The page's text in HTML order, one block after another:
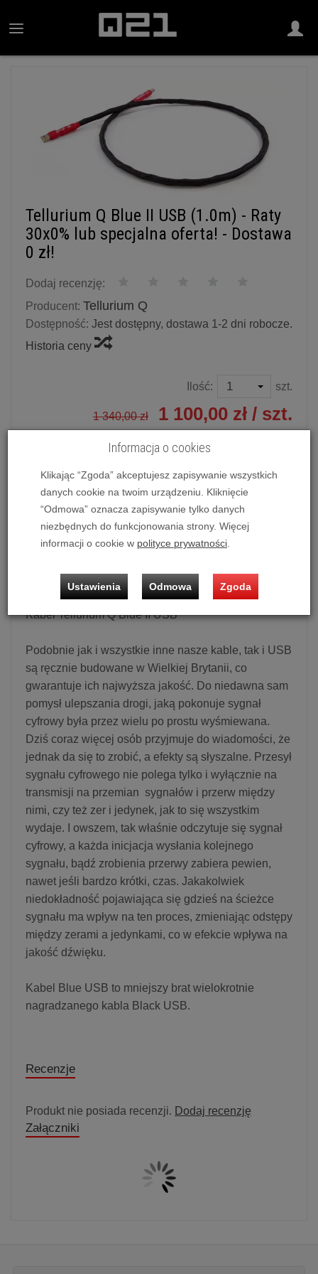
Tellurium Q Blue II USB (1.0m) - Raty
30x0% lub specjalna oferta! - Dostawa
0 zł!
Dodaj recenzję:
Producent: Tellurium Q
Dostępność: Jest dostępny, dostawa 1-2 dni robocze.
Historia ceny
Ilość: szt.
1 340,00 zł 1 100,00 zł / szt.
dodaj do koszyka
Kabel Tellurium Q Blue II USB (1.0m)
Kabel Tellurium Q Blue II USB
Podobnie jak i wszystkie inne nasze kable, tak i USB
są ręcznie budowane w Wielkiej Brytanii, co
gwarantuje ich najwyższa jakość. Do niedawna sam
pomysł ulepszania drogi, jaką pokonuje sygnał
cyfrowy była przez wielu po prostu wyśmiewana.
Dziś coraz więcej osób przyjmuje do wiadomości, że
jednak da się to zrobić, a efekty są słyszalne. Przesył
sygnału cyfrowego nie polega tylko i wyłącznie na
transmisji na przemian sygnałów i przerw między
nimi, czy też zer i jedynek, jak to się wszystkim
wydaje. I owszem, tak właśnie odczytuje się sygnał
cyfrowy, a każda inicjacja wysłania kolejnego
sygnału, bądź zrobienia przerwy zabiera pewien,
nawet jeśli bardzo krótki, czas. Jakakolwiek
niedokładność pojawiająca się gdzieś na ścieżce
sygnału ma wpływ na ten proces, zmieniając odstępy
między zerami a jedynkami, co w efekcie wpływa na
jakość dźwięku.
Kabel Blue USB to mniejszy brat wielokrotnie
nagradzanego kabla Black USB.
Recenzje
Produkt nie posiada recenzji. Dodaj recenzję
Załączniki
Informacja o cookies
Klikając “Zgoda” akceptujesz zapisywanie wszystkich
danych cookie na twoim urządzeniu. Kliknięcie
“Odmowa” oznacza zapisywanie tylko danych
niezbędnych do funkcjonowania strony. Więcej
informacji o cookie w polityce prywatności.
Ustawienia Odmowa Zgoda